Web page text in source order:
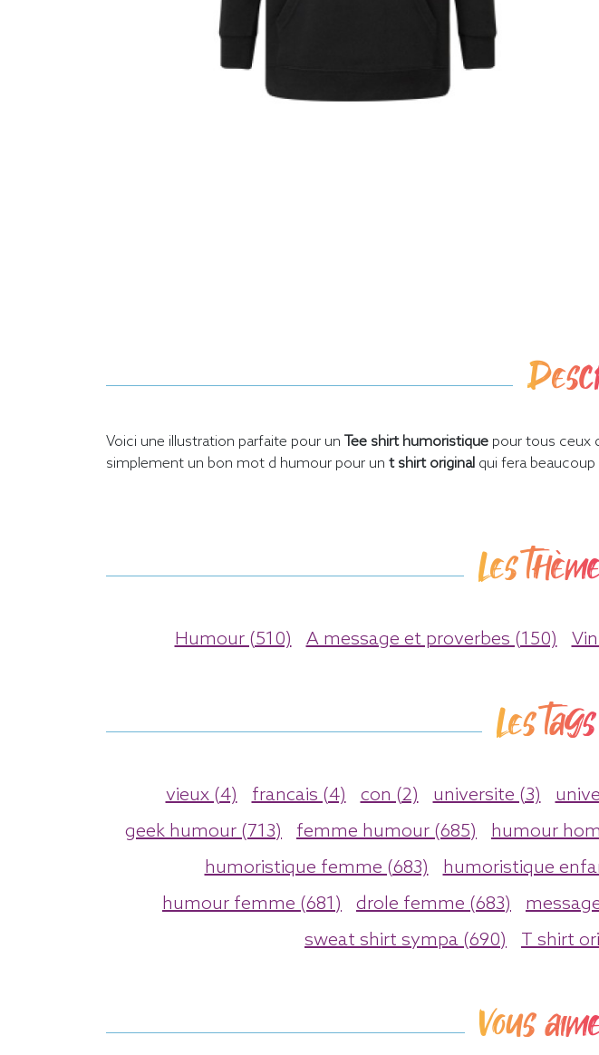
Voici une illustration parfaite pour un Tee shirt humoristique pour tous ceux
simplement un bon mot d humour pour un t shirt original qui fera beaucoup
Les
Humour (510) A message et proverbes (150)
Les
vieux (4) francais (4) con (2) universite (3)
geek humour (713)
femme humour (685) humour
humoristique femme (683)
humoristique
humour femme (681)
drole femme (683)
sweat shirt sympa (690)
T shirt
Vous